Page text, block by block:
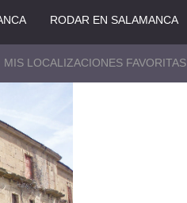
RODAR EN SALAMANCA
MIS LOCALIZACIONES FAVORITAS